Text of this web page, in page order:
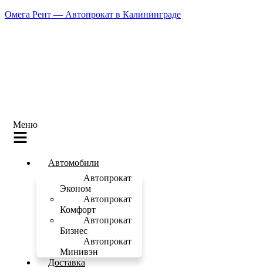
Омега Рент — Автопрокат в Калининграде
Меню
Автомобили
Автопрокат
Эконом
Автопрокат
Комфорт
Автопрокат
Бизнес
Автопрокат
Минивэн
Доставка